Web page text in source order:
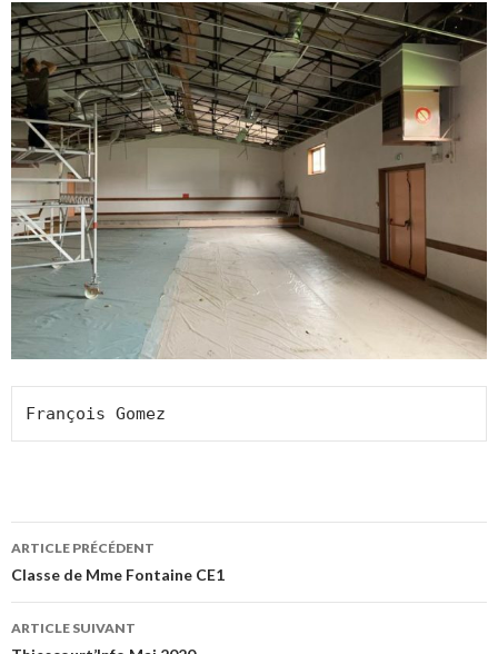
François Gomez
Navigation
des
articles
ARTICLE PRÉCÉDENT
Classe de Mme Fontaine CE1
ARTICLE SUIVANT